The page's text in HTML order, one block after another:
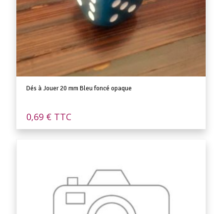
Dés à Jouer 20 mm Bleu foncé opaque
0,69 € TTC